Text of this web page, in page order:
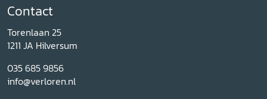
Contact
Torenlaan 25
1211 JA Hilversum
035 685 9856
info@verloren.nl